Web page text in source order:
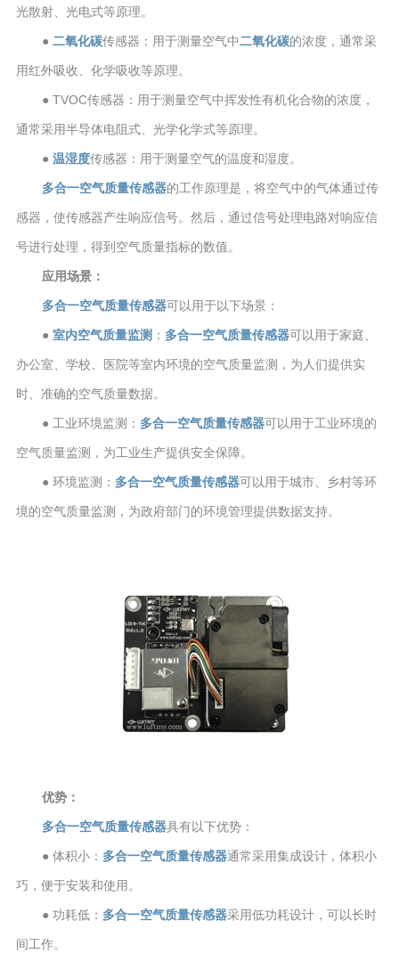
光散射、光电式等原理。
● 二氧化碳传感器：用于测量空气中二氧化碳的浓度，通常采
用红外吸收、化学吸收等原理。
● TVOC传感器：用于测量空气中挥发性有机化合物的浓度，
通常采用半导体电阻式、光学化学式等原理。
● 温湿度传感器：用于测量空气的温度和湿度。
多合一空气质量传感器的工作原理是，将空气中的气体通过传
感器，使传感器产生响应信号。然后，通过信号处理电路对响应信
号进行处理，得到空气质量指标的数值。
应用场景：
多合一空气质量传感器可以用于以下场景：
● 室内空气质量监测 ： 多合一空气质量传感器可以用于家庭、
办公室、学校、医院等室内环境的空气质量监测，为人们提供实
时、准确的空气质量数据。
● 工业环境监测： 多合一空气质量传感器可以用于工业环境的
空气质量监测，为工业生产提供安全保障。
● 环境监测： 多合一空气质量传感器可以用于城市、乡村等环
境的空气质量监测，为政府部门的环境管理提供数据支持。
优势：
多合一空气质量传感器具有以下优势：
● 体积小： 多合一空气质量传感器通常采用集成设计，体积小
巧，便于安装和使用。
● 功耗低： 多合一空气质量传感器采用低功耗设计，可以长时
间工作。